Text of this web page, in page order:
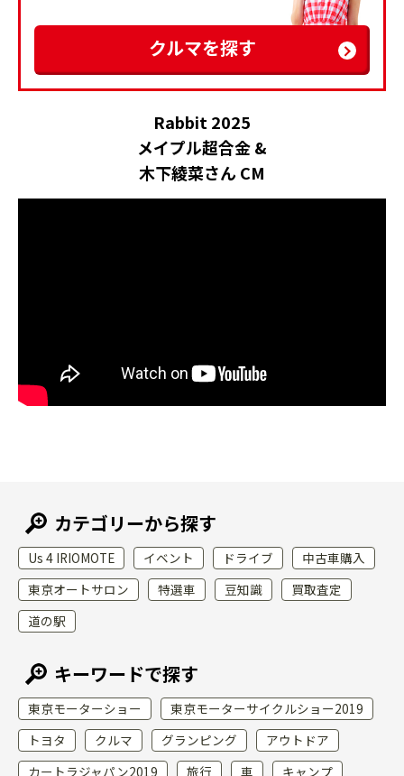
クルマを探す
Rabbit 2025
メイプル超合金 &
木下綾菜さん CM
カテゴリーから探す
Us 4 IRIOMOTE イベント ドライブ
中古車購入
東京オートサロン
特選車 豆知識
買取査定
道の駅
キーワードで探す
東京モーターショー
東京モーターサイクルショー2019
トヨタ
クルマ グランピング
アウトドア
カートラジャパン2019
旅行 車 キャンプ